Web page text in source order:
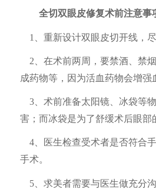
全切双眼皮修复术前注意事
1、重新设计双眼皮切开线，
2、在术前两周，要禁酒、禁
成药物等，因为活血药物会增强
3、术前准备太阳镜、冰袋等
害；而冰袋是为了舒缓术后眼部
4、医生检查受术者是否符合
手术。
5、求美者需要与医生做充分